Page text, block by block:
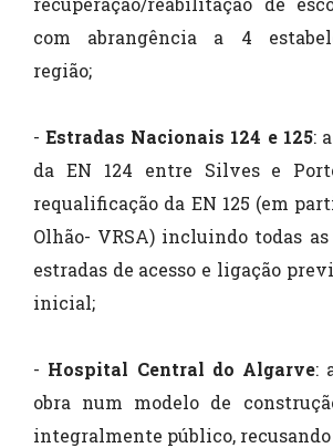
com abrangência a 4
região;
-Estradas Nacionais 124 e 125:
da EN 124 entre Silves e
requalificação da EN 125 (em
Olhão- VRSA) incluindo todas
estradas de acesso e ligação
inicial;
- Hospital Central do Algarve:
obra num modelo de
integralmente público, recusando